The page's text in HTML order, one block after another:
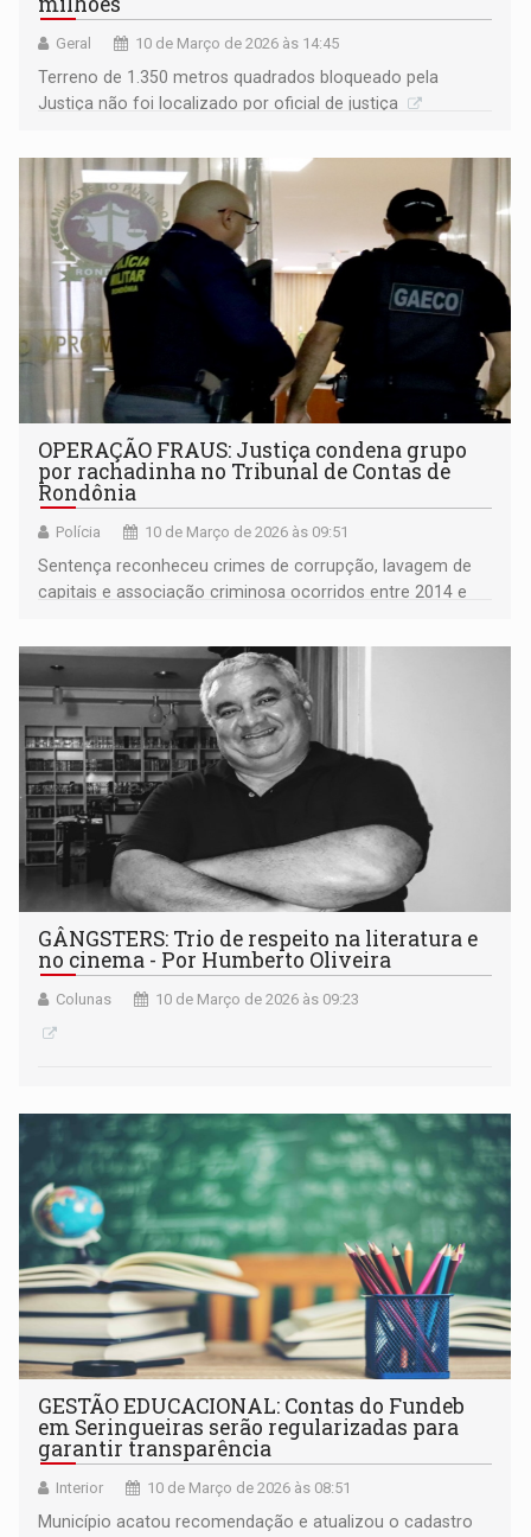
Geral 10 de Março de 2026 às 14:45
Terreno de 1.350 metros quadrados bloqueado pela
Justiça não foi localizado por oficial de justiça
OPERAÇÃO FRAUS: Justiça condena grupo
por rachadinha no Tribunal de Contas de
Rondônia
Polícia 10 de Março de 2026 às 09:51
Sentença reconheceu crimes de corrupção, lavagem de
capitais e associação criminosa ocorridos entre 2014 e
GÂNGSTERS: Trio de respeito na literatura e
no cinema - Por Humberto Oliveira
Colunas 10 de Março de 2026 às 09:23
GESTÃO EDUCACIONAL: Contas do Fundeb
em Seringueiras serão regularizadas para
garantir transparência
Interior 10 de Março de 2026 às 08:51
Município acatou recomendação e atualizou o cadastro